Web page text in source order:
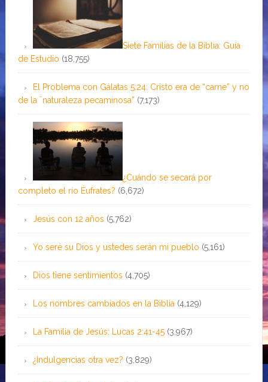
Siete Familias de la Biblia: Guía
de Estudio (18,755)
El Problema con Gálatas 5:24: Cristo era de “carne” y no
de la ¨naturaleza pecaminosa” (7,173)
¿Cuándo se secará por
completo el río Éufrates? (6,672)
Jesús con 12 años (5,762)
Yo seré su Dios y ustedes serán mi pueblo (5,161)
Dios tiene sentimientos (4,705)
Los nombres cambiados en la Biblia (4,129)
La Familia de Jesús: Lucas 2:41-45 (3,967)
¿Indulgencias otra vez? (3,829)